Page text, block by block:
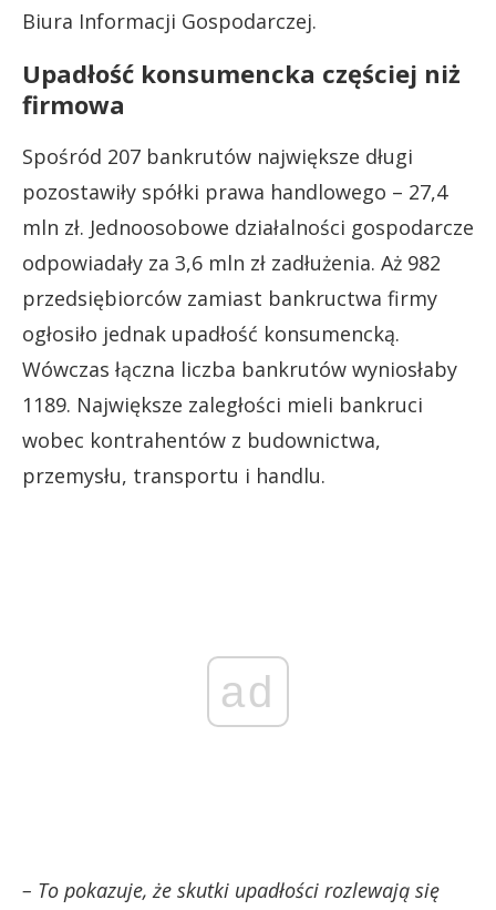
Biura Informacji Gospodarczej.
Upadłość konsumencka częściej niż
firmowa
Spośród 207 bankrutów największe długi
pozostawiły spółki prawa handlowego – 27,4
mln zł. Jednoosobowe działalności gospodarcze
odpowiadały za 3,6 mln zł zadłużenia. Aż 982
przedsiębiorców zamiast bankructwa firmy
ogłosiło jednak upadłość konsumencką.
Wówczas łączna liczba bankrutów wyniosłaby
1189. Największe zaległości mieli bankruci
wobec kontrahentów z budownictwa,
przemysłu, transportu i handlu.
ad
– To pokazuje, że skutki upadłości rozlewają się